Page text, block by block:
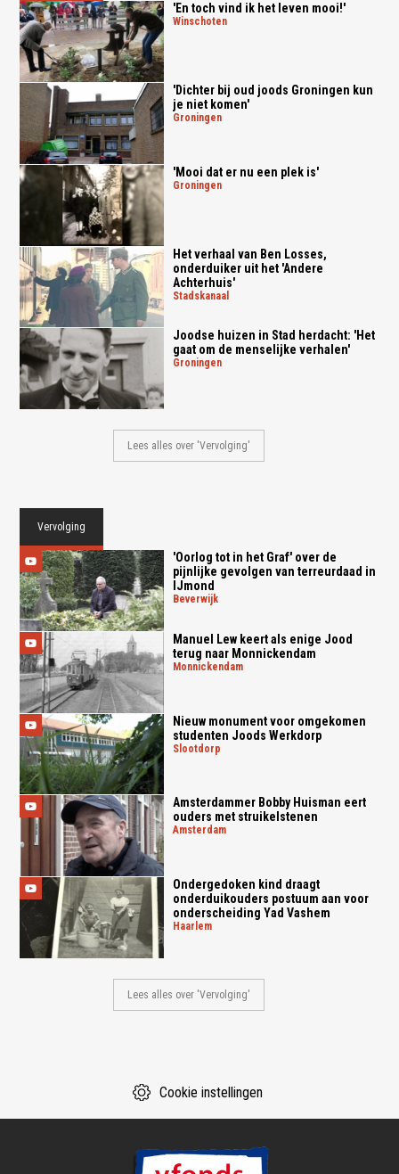
'En toch vind ik het leven mooi!'
winschoten
'Dichter bij oud joods Groningen kun
je niet komen'
groningen
'Mooi dat er nu een plek is'
groningen
Het verhaal van Ben Losses,
onderduiker uit het 'Andere
Achterhuis'
stadskanaal
Joodse huizen in Stad herdacht: 'Het
gaat om de menselijke verhalen'
groningen
Lees alles over 'Vervolging'
Vervolging
'Oorlog tot in het Graf' over de
pijnlijke gevolgen van terreurdaad in
IJmond
beverwijk
Manuel Lew keert als enige Jood
terug naar Monnickendam
monnickendam
Nieuw monument voor omgekomen
studenten Joods Werkdorp
slootdorp
Amsterdammer Bobby Huisman eert
ouders met struikelstenen
amsterdam
Ondergedoken kind draagt
onderduikouders postuum aan voor
onderscheiding Yad Vashem
haarlem
Lees alles over 'Vervolging'
Cookie instellingen